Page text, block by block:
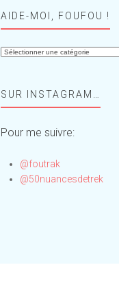
AIDE-MOI, FOUFOU !
Aide-
!SUR INSTAGRAM…
Pour me suivre:
@foutrak
@50nuancesdetrek